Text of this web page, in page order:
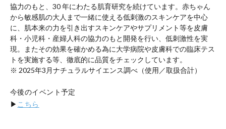
協⼒のもと、30 年にわたる肌育研究を続けています。赤ちゃん
から敏感肌の大人まで一緒に使える低刺激のスキンケアを中心
に、肌本来の⼒を引き出すスキンケアやサプリメント等を⽪膚
科・⼩児科・産婦人科の協⼒のもと開発を⾏い、低刺激性を実
現。またその効果を確かめる為に大学病院や⽪膚科での臨床テス
トを実施する等、徹底的に品質をチェックしています。
※ 2025年3月ナチュラルサイエンス調べ（使用／取扱合計）
今後のイベント予定
▶ こちら